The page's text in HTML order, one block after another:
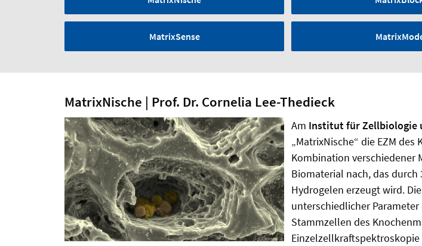
MatrixSense
MatrixNische | Prof. Dr. Cornelia Lee-Thedieck
Am Institut für Zellbiologie
„MatrixNische“ die EZM
Kombination verschiedener
Biomaterial nach, das
Hydrogelen erzeugt wird.
unterschiedlicher
Stammzellen des